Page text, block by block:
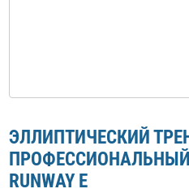
ЭЛЛИПТИЧЕСКИЙ
ПРОФЕССИОНАЛЬНЫЙ
RUNWAY E